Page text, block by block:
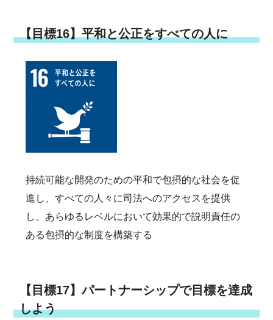
【目標16】平和と公正をすべての人に
持続可能な開発のための平和で包摂的な社会を促
進し、すべての人々に司法へのアクセスを提供
し、あらゆるレベルにおいて効果的で説明責任の
ある包摂的な制度を構築する
【目標17】パートナーシップで目標を達成
しよう